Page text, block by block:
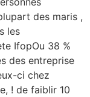
des maris ,
les
IfopOu 38 %
des entreprise
ci chez
! de faiblir 10